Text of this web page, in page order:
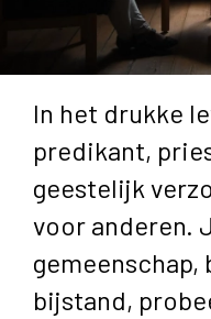
In het drukke
predikant,
geestelijk
voor anderen.
bijstand,